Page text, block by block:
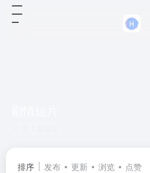
排序 发布 更新 浏览 点赞